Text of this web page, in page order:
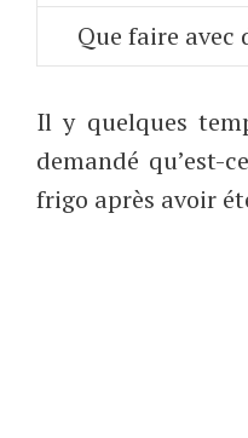
Que faire avec
Il y quelques
demandé qu’est-
frigo après avoir